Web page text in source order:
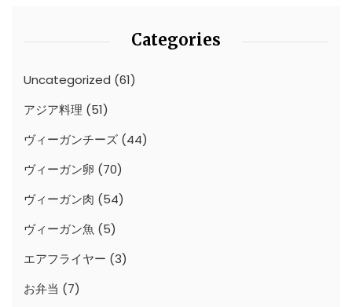
Categories
Uncategorized (61)
アジア料理 (51)
ヴィーガンチーズ (44)
ヴィーガン卵 (70)
ヴィーガン肉 (54)
ヴィーガン魚 (5)
エアフライヤー (3)
お弁当 (7)